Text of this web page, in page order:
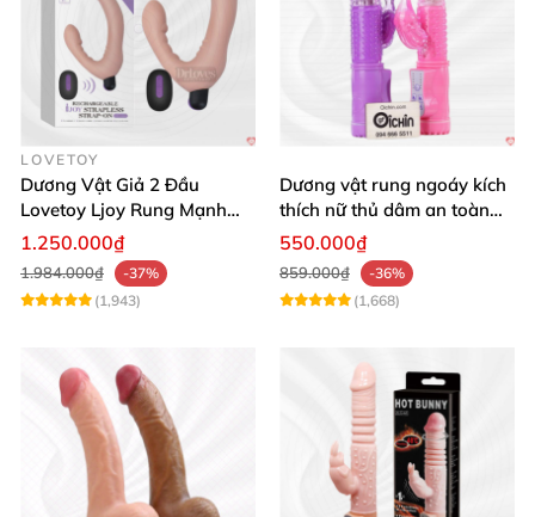
LOVETOY
Dương Vật Giả 2 Đầu
Lovetoy Ljoy Rung Mạnh
ĐKTX Hút Sâu
1.250.000₫
1.984.000₫
-37%
(1,943)
Dương vật rung ngoáy kích
thích nữ thủ dâm an toàn
cao cấp
550.000₫
859.000₫
-36%
(1,668)